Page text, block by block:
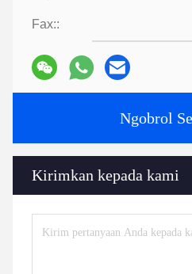
Fax::
Ngobrol
Kirimkan kepada kami